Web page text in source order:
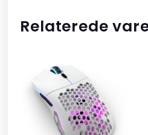
Relaterede